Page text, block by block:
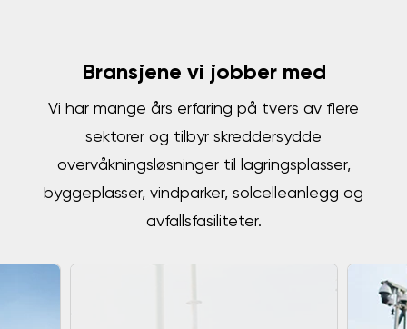
Bransjene vi jobber med
Vi har mange års erfaring på tvers av flere
sektorer og tilbyr skreddersydde
overvåkningsløsninger til lagringsplasser,
byggeplasser, vindparker, solcelleanlegg og
avfallsfasiliteter.